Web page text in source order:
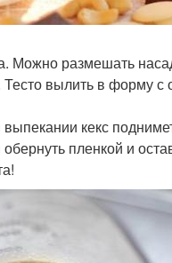
размешать
вылить в форму
кекс
пленкой и